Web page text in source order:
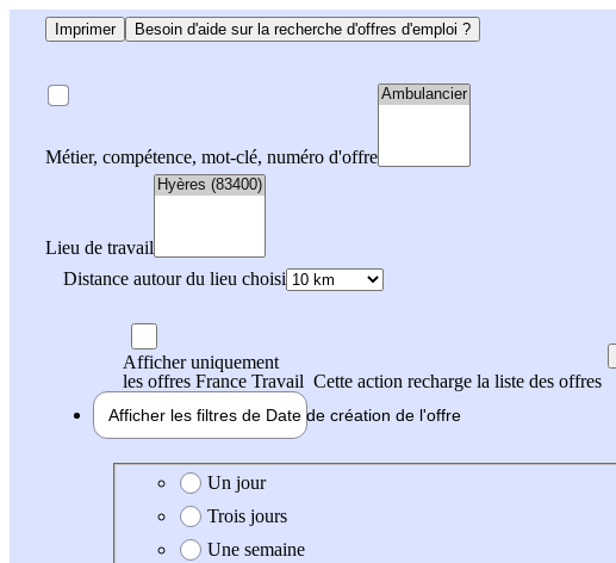
Imprimer Besoin d'aide sur la recherche d'offres d'emploi ?
Métier, compétence, mot-clé, numéro d'offre
Lieu de travail
Distance autour du lieu choisi
Afficher uniquement
les offres France Travail Cette action recharge la liste des offres
Afficher les filtres de Date de création de l'offre
Date de création de l'offre
Un jour
Trois jours
Une semaine